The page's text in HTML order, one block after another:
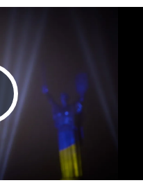
Video